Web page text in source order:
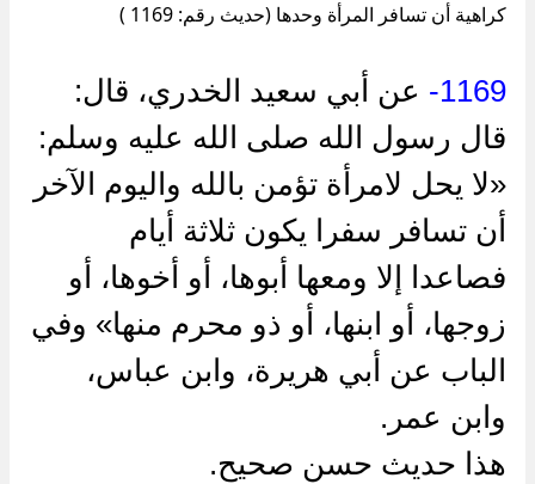
كراهية أن تسافر المرأة وحدها (حديث رقم: 1169 )
1169-
عن أبي سعيد الخدري، قال:
قال رسول الله صلى الله عليه وسلم:
«لا يحل لامرأة تؤمن بالله واليوم الآخر
أن تسافر سفرا يكون ثلاثة أيام
فصاعدا إلا ومعها أبوها، أو أخوها، أو
زوجها، أو ابنها، أو ذو محرم منها» وفي
الباب عن أبي هريرة، وابن عباس،
وابن عمر.
هذا حديث حسن صحيح.